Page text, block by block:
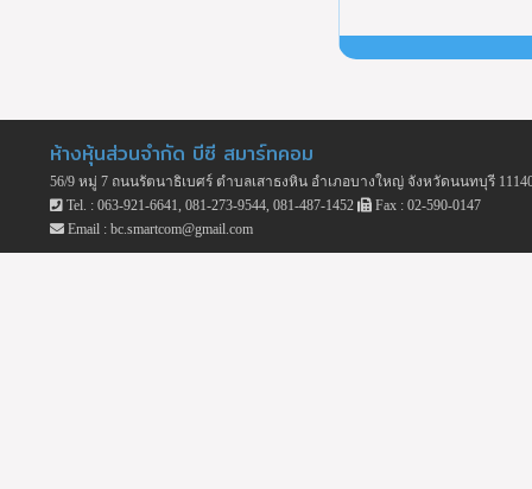
ห้างหุ้นส่วนจำกัด บีซี สมาร์ทคอม
56/9 หมู่ 7 ถนนรัตนาธิเบศร์ ตำบลเสาธงหิน อำเภอบางใหญ่ จังหวัดนนทบุรี
Tel. : 063-921-6641, 081-273-9544, 081-487-1452
Fax : 02-590-0147
Email : bc.smartcom@gmail.com